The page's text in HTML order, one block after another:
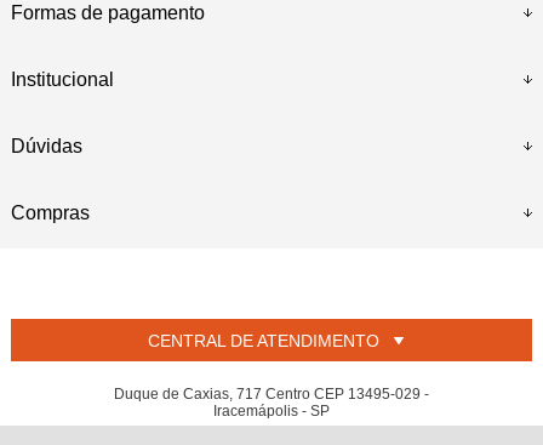
Formas de pagamento
Institucional
Dúvidas
Compras
CENTRAL DE ATENDIMENTO
Duque de Caxias, 717 Centro CEP 13495-029 -
Iracemápolis - SP